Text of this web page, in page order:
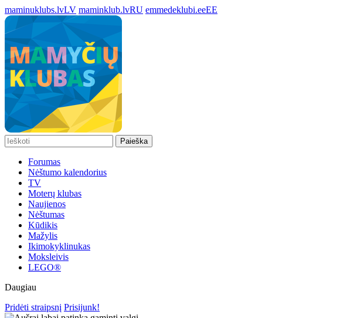
maminuklubs.lvLV maminklub.lvRU emmedeklubi.eeEE
Paieška
Forumas
Nėštumo kalendorius
TV
Moterų klubas
Naujienos
Nėštumas
Kūdikis
Mažylis
Ikimokyklinukas
Moksleivis
LEGO®
Daugiau
Pridėti straipsnį Prisijunk!